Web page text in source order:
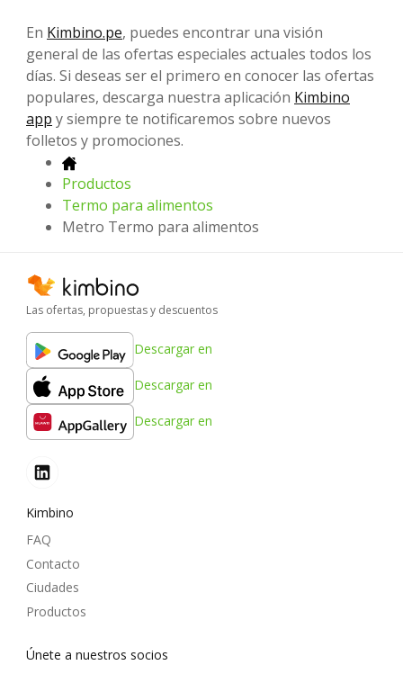
En Kimbino.pe, puedes encontrar una visión
general de las ofertas especiales actuales todos los
días. Si deseas ser el primero en conocer las ofertas
populares, descarga nuestra aplicación Kimbino
app y siempre te notificaremos sobre nuevos
folletos y promociones.
Productos
Termo para alimentos
Metro Termo para alimentos
Las ofertas, propuestas y descuentos
Descargar en
Descargar en
Descargar en
Kimbino
FAQ
Contacto
Ciudades
Productos
Únete a nuestros socios